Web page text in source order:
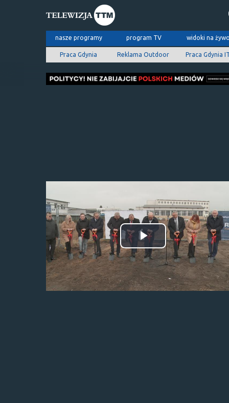
nasze programy program TV widoki na
Praca Gdynia Reklama Outdoor Praca Gdynia
Odtwórz
wideo